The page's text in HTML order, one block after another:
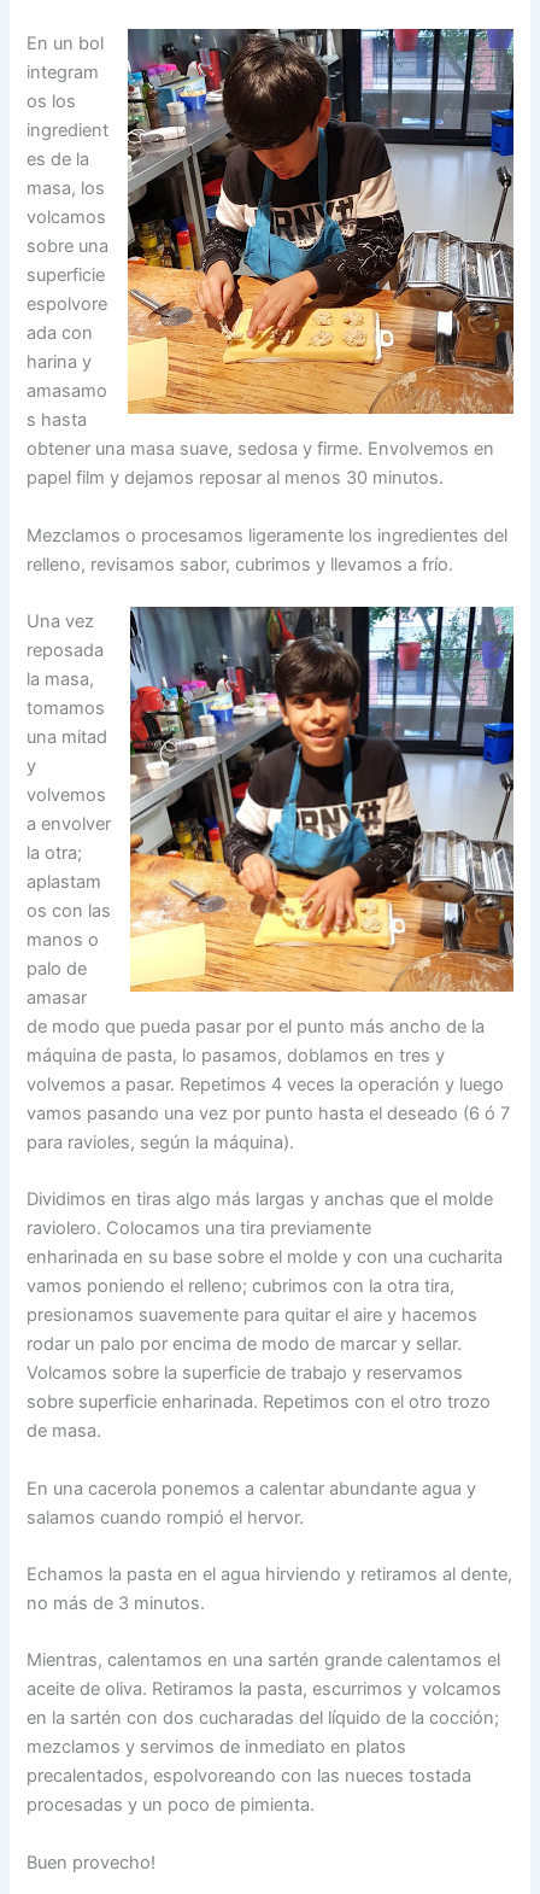
En un bol
integram
os los
ingredient
es de la
masa, los
volcamos
sobre una
superficie
espolvore
ada con
harina y
amasamo
s hasta
obtener una masa suave, sedosa y firme. Envolvemos en
papel film y dejamos reposar al menos 30 minutos.
Mezclamos o procesamos ligeramente los ingredientes del
relleno, revisamos sabor, cubrimos y llevamos a frío.
Una vez
reposada
la masa,
tomamos
una mitad
y
volvemos
a envolver
la otra;
aplastam
os con las
manos o
palo de
amasar
de modo que pueda pasar por el punto más ancho de la
máquina de pasta, lo pasamos, doblamos en tres y
volvemos a pasar. Repetimos 4 veces la operación y luego
vamos pasando una vez por punto hasta el deseado (6 ó 7
para ravioles, según la máquina).
Dividimos en tiras algo más largas y anchas que el molde
raviolero. Colocamos una tira previamente
enharinada en su base sobre el molde y con una cucharita
vamos poniendo el relleno; cubrimos con la otra tira,
presionamos suavemente para quitar el aire y hacemos
rodar un palo por encima de modo de marcar y sellar.
Volcamos sobre la superficie de trabajo y reservamos
sobre superficie enharinada. Repetimos con el otro trozo
de masa.
En una cacerola ponemos a calentar abundante agua y
salamos cuando rompió el hervor.
Echamos la pasta en el agua hirviendo y retiramos al dente,
no más de 3 minutos.
Mientras, calentamos en una sartén grande calentamos el
aceite de oliva. Retiramos la pasta, escurrimos y volcamos
en la sartén con dos cucharadas del líquido de la cocción;
mezclamos y servimos de inmediato en platos
precalentados, espolvoreando con las nueces tostada
procesadas y un poco de pimienta.
Buen provecho!